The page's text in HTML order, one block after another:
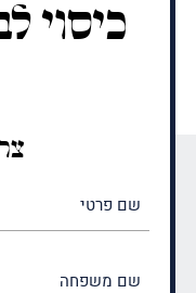
כיסוי